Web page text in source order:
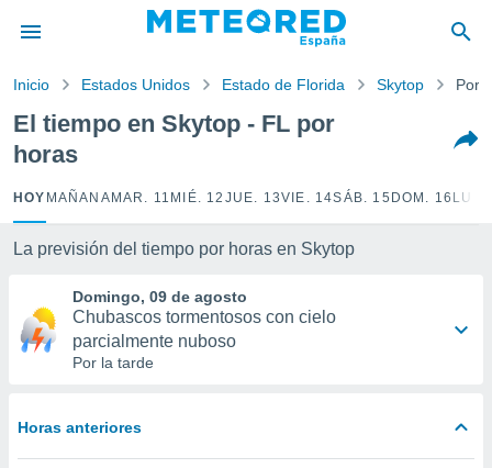
por
para
la
calidad.
a este
las
y
forma
Inicio Estados Unidos Estado de Florida Skytop Por
El tiempo en Skytop - FL por
horas
HOY MAÑANA MAR. 11 MIÉ. 12 JUE. 13VIE. 14SÁB. 15 DOM. 16
La previsión del tiempo por horas en Skytop
Domingo, 09 de agosto
Chubascos tormentosos con cielo
parcialmente nuboso
Por la tarde
Horas anteriores